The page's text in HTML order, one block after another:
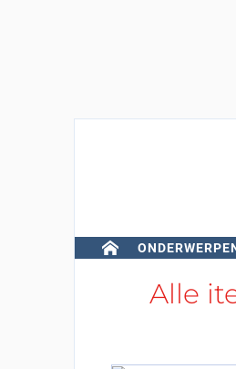
Alle